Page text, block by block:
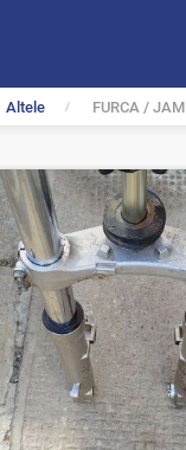
Altele